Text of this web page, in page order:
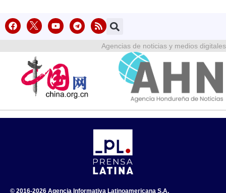
Agencias de noticias y medios digitales
© 2016-2026 Agencia Informativa Latinoamericana S.A.